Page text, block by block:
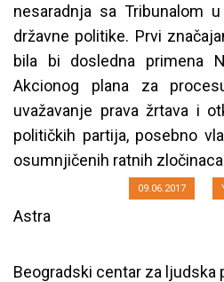
Apel vlastima
od revizije
sudski
09.06.2017
nesaradnja sa Tribunalom
državne politike. Prvi
bila bi dosledna primena
Akcionog plana za
uvažavanje prava žrtava i
političkih partija, posebno
osumnjičenih ratnih
Astra
Beogradski centar za ljudska